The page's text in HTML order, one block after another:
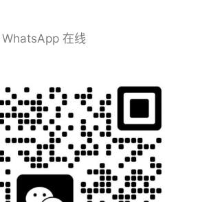
WhatsApp 在线